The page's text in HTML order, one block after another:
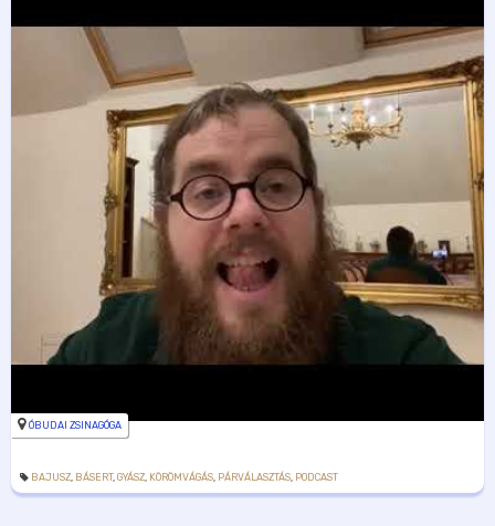
ÓBUDAI ZSINAGÓGA
BAJUSZ BÁSERT, GYÁSZ KÖRÖMVÁGÁS PÁRVÁLASZTÁS PODCAST